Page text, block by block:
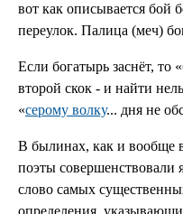
вот как описывается бой
переулок. Палица (меч)
Если богатырь заснёт, то
второй скок - и найти
«серому волку... дня не
В былинах, как и вообще
поэты совершенствовали
слово самых
определения,